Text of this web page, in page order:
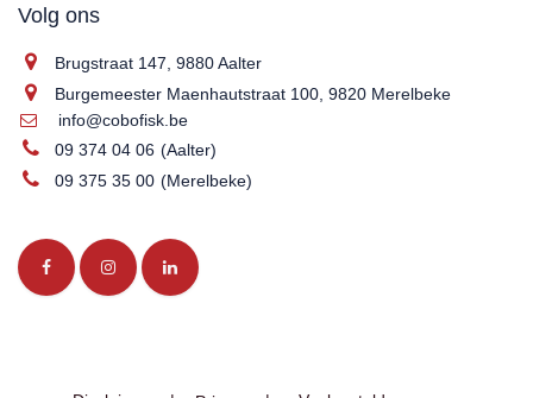
Volg ons
Brugstraat 147, 9880 Aalter
Burgemeester Maenhautstraat 100, 9820 Merelbeke
info@cobofisk.be
09 374 04 06 (Aalter)
09 375 35 00 (Merelbeke)